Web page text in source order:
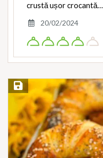
crustă ușor crocantă…
20/02/2024
Save Recipe